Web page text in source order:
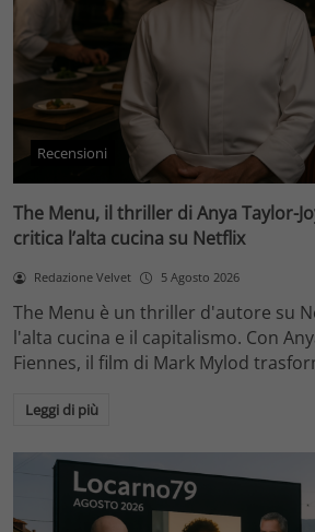
Recensioni
The Menu, il thriller di Anya Taylor-
critica l’alta cucina su Netflix
Redazione Velvet 5 Agosto 2026
The Menu è un thriller d'autore su
l'alta cucina e il capitalismo. Con
Fiennes, il film di Mark Mylod
Leggi di più